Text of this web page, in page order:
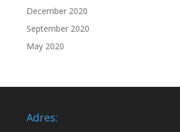
December 2020
September 2020
May 2020
Adres: